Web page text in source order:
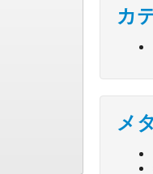
カ
メ